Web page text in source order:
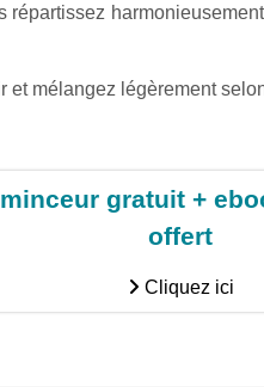
mélangez légèrement
gratuit +
offert
Cliquez ici